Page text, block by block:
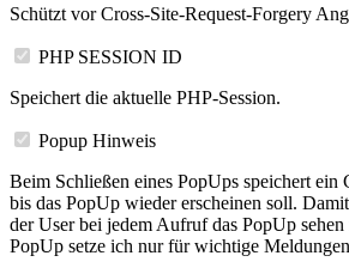
Schützt vor Cross-Site-Request-Forgery
PHP SESSION ID
Speichert die aktuelle PHP-Session.
Popup Hinweis
Beim Schließen eines PopUps speichert ein
bis das PopUp wieder erscheinen soll.
der User bei jedem Aufruf das PopUp
PopUp setze ich nur für wichtige